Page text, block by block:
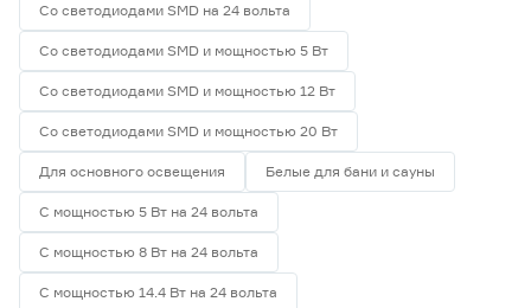
Со светодиодами SMD на 24 вольта
Со светодиодами SMD и мощностью 5 Вт
Со светодиодами SMD и мощностью 12 Вт
Со светодиодами SMD и мощностью 20 Вт
Для основного освещения Белые для бани и сауны
С мощностью 5 Вт на 24 вольта
С мощностью 8 Вт на 24 вольта
С мощностью 14.4 Вт на 24 вольта